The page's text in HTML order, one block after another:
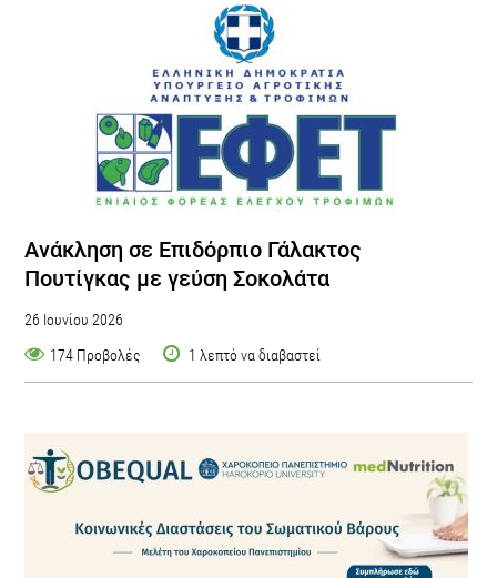
Ανάκληση σε Eπιδόρπιο Γάλακτος
Πουτίγκας με γεύση Σοκολάτα
26 Ιουνίου 2026
174 Προβολές
1 λεπτό να διαβαστεί